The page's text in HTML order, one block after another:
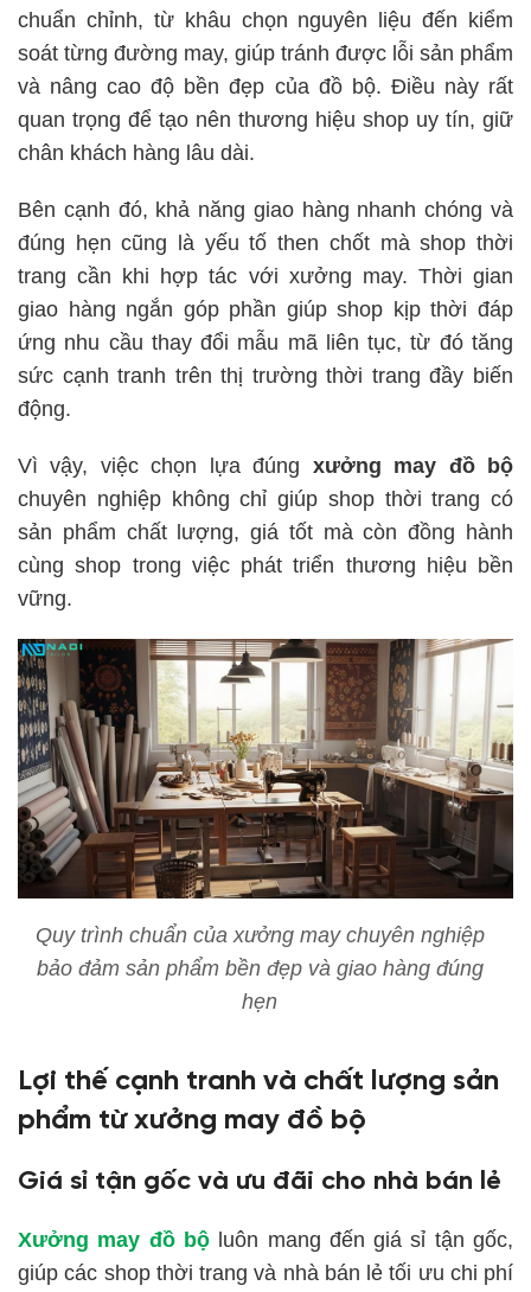
chuẩn chỉnh, từ khâu chọn nguyên liệu đến kiểm
soát từng đường may, giúp tránh được lỗi sản phẩm
và nâng cao độ bền đẹp của đồ bộ. Điều này rất
quan trọng để tạo nên thương hiệu shop uy tín, giữ
chân khách hàng lâu dài.
Bên cạnh đó, khả năng giao hàng nhanh chóng và
đúng hẹn cũng là yếu tố then chốt mà shop thời
trang cần khi hợp tác với xưởng may. Thời gian
giao hàng ngắn góp phần giúp shop kịp thời đáp
ứng nhu cầu thay đổi mẫu mã liên tục, từ đó tăng
sức cạnh tranh trên thị trường thời trang đầy biến
động.
Vì vậy, việc chọn lựa đúng xưởng may đồ bộ
chuyên nghiệp không chỉ giúp shop thời trang có
sản phẩm chất lượng, giá tốt mà còn đồng hành
cùng shop trong việc phát triển thương hiệu bền
vững.
Quy trình chuẩn của xưởng may chuyên nghiệp
bảo đảm sản phẩm bền đẹp và giao hàng đúng
hẹn
Lợi thế cạnh tranh và chất lượng sản
phẩm từ xưởng may đồ bộ
Giá sỉ tận gốc và ưu đãi cho nhà bán lẻ
Xưởng may đồ bộluôn mang đến giá sỉ tận gốc,
giúp các shop thời trang và nhà bán lẻ tối ưu chi phí